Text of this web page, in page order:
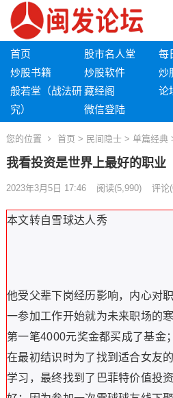
首页 股市名人堂 每
炒股书籍
炒股软件 炒
般若堂（战法研
究）
藏经阁 论
微信登陆
您的位置 首页 > 民间隐士> 单篇经典
我看投资是世界上最好的职业
2023年3月5日 17:46 阅读(5,990) 评论
本文转自雪球达人秀
他受父辈下岗经历影响，内心对
一参加工作开始就为未来职场的
第一笔4000元奖金都买成了基金
在最初结识时为了找到适合女友
学习，最终找到了巴菲特价值投